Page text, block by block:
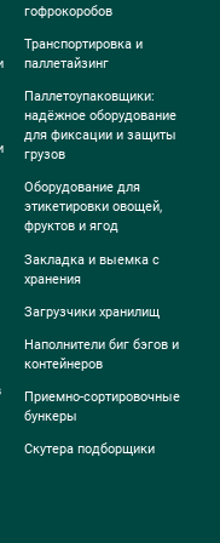
гофрокоробов
Транспортировка и
паллетайзинг
Паллетоупаковщики:
надёжное оборудование
для фиксации и защиты
грузов
Оборудование для
этикетировки овощей,
фруктов и ягод
Закладка и выемка с
хранения
Загрузчики хранилищ
Наполнители биг бэгов и
контейнеров
Приемно-сортировочные
бункеры
Скутера подборщики